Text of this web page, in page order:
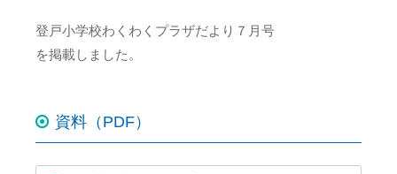
登戸小学校わくわくプラザだより７月号
を掲載しました。
資料（PDF）